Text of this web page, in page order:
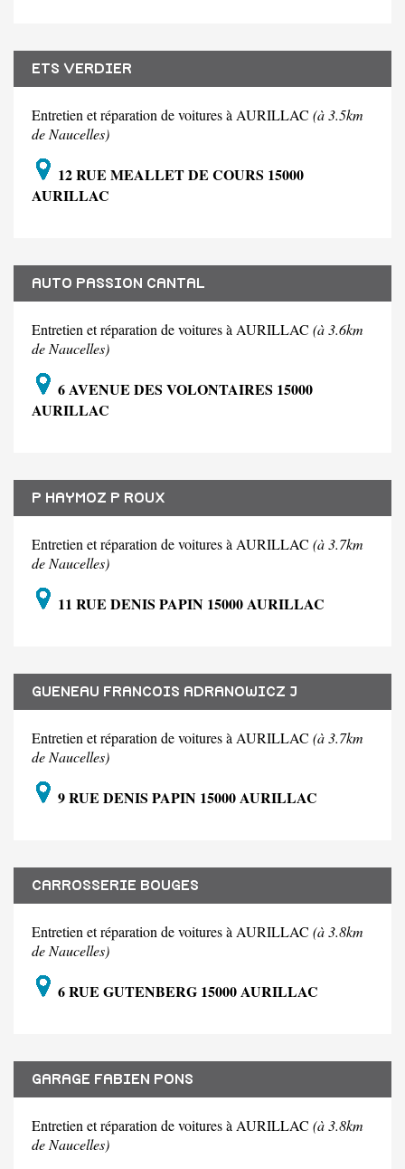
ETS VERDIER
Entretien et réparation de voitures à AURILLAC (à 3.5km
de Naucelles)
12 RUE MEALLET DE COURS 15000
AURILLAC
AUTO PASSION CANTAL
Entretien et réparation de voitures à AURILLAC (à 3.6km
de Naucelles)
6 AVENUE DES VOLONTAIRES 15000
AURILLAC
P HAYMOZ P ROUX
Entretien et réparation de voitures à AURILLAC (à 3.7km
de Naucelles)
11 RUE DENIS PAPIN 15000 AURILLAC
GUENEAU FRANCOIS ADRANOWICZ J
Entretien et réparation de voitures à AURILLAC (à 3.7km
de Naucelles)
9 RUE DENIS PAPIN 15000 AURILLAC
CARROSSERIE BOUGES
Entretien et réparation de voitures à AURILLAC (à 3.8km
de Naucelles)
6 RUE GUTENBERG 15000 AURILLAC
GARAGE FABIEN PONS
Entretien et réparation de voitures à AURILLAC (à 3.8km
de Naucelles)